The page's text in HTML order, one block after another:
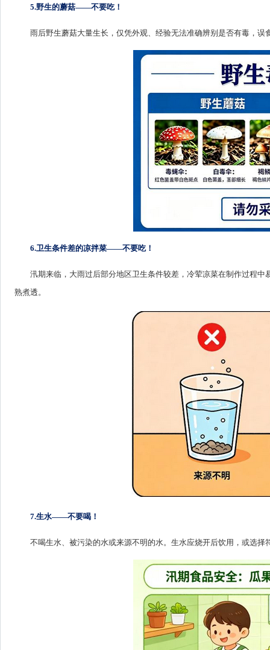
5.野生的蘑菇——不要吃！
雨后野生蘑菇大量生长，仅凭外观、经验无法准确辨别是否有毒，
6.卫生条件差的凉拌菜——不要吃！
汛期来临，大雨过后部分地区卫生条件较差，冷荤凉菜在制作过程
熟煮透。
7.生水——不要喝！
不喝生水、被污染的水或来源不明的水。生水应烧开后饮用，或选择